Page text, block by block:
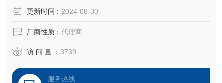
更新时间： 2024-08-30
厂商性质： 代理商
访 问 量 ： 3739
服务热线